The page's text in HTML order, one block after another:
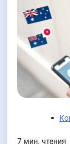
7 мин. чтения